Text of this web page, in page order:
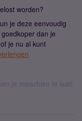
worden?
je deze eenvoudig
dan je
je nu al kunt
je misschien te laat!